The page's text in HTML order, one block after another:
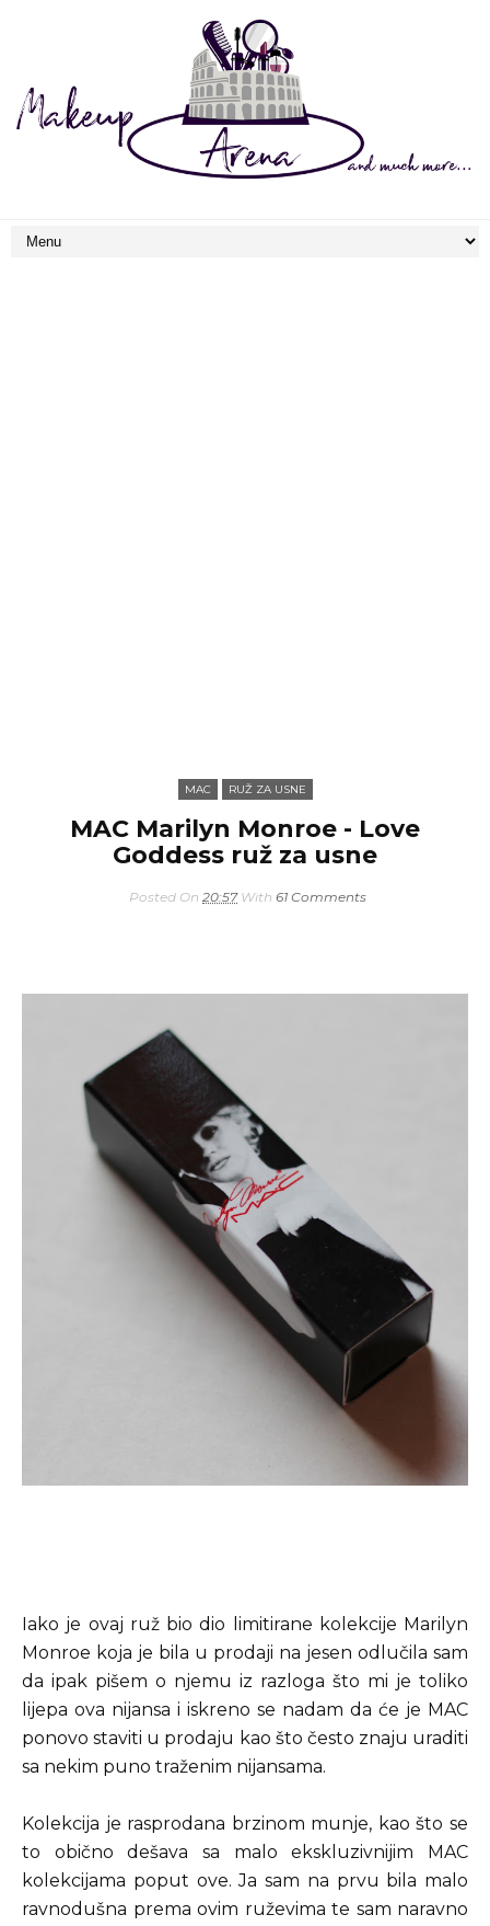
MAC RUŽ ZA USNE
MAC Marilyn Monroe - Love
Goddess ruž za usne
Posted On 20:57 With 61 Comments
Iako je ovaj ruž bio dio limitirane kolekcije Marilyn
Monroe koja je bila u prodaji na jesen odlučila sam
da ipak pišem o njemu iz razloga što mi je toliko
lijepa ova nijansa i iskreno se nadam da će je MAC
ponovo staviti u prodaju kao što često znaju uraditi
sa nekim puno traženim nijansama.
Kolekcija je rasprodana brzinom munje, kao što se
to obično dešava sa malo ekskluzivnijim MAC
kolekcijama poput ove. Ja sam na prvu bila malo
ravnodušna prema ovim ruževima te sam naravno